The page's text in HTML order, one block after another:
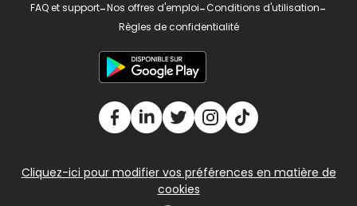
FAQ et support-Nos offres d'emploi-Conditions d'utilisation-
Règles de confidentialité
Cliquez-ici pour modifier vos préférences en matière de
cookies